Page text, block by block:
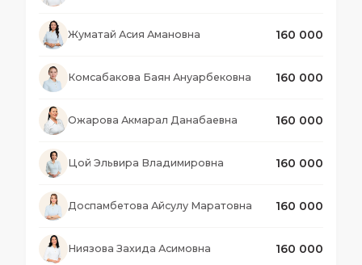
Жуматай Асия Амановна 160 000
Комсабакова Баян Ануарбековна 160 000
Ожарова Акмарал Данабаевна 160 000
Цой Эльвира Владимировна 160 000
Доспамбетова Айсулу Маратовна 160 000
Ниязова Захида Асимовна 160 000